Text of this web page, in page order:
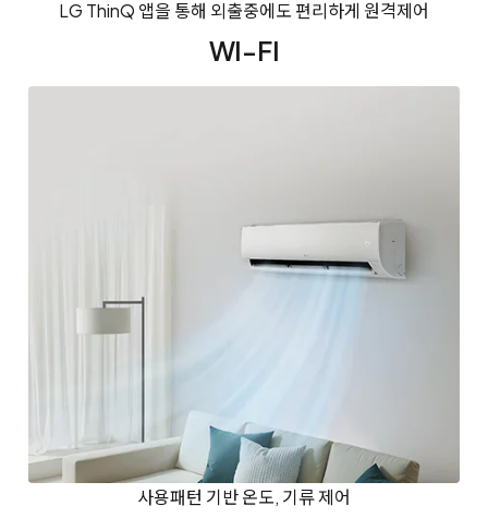
LG ThinQ 앱을 통해 외출중에도 편리하게 원격제어
WI-FI
사용패턴 기반 온도, 기류 제어